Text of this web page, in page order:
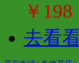
￥198
去看